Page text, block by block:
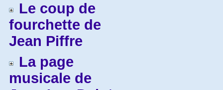
Le coup de
fourchette de
Jean Piffre
La page
musicale de